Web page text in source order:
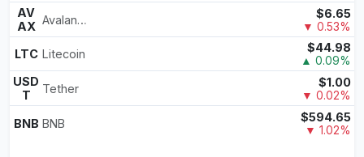
AV
AX
Avalanche $6.65
▼ 0.53%
LTC Litecoin $44.98
▲ 0.09%
USD
T
Tether $1.00
▼ 0.02%
BNB BNB $594.65
▼ 1.02%